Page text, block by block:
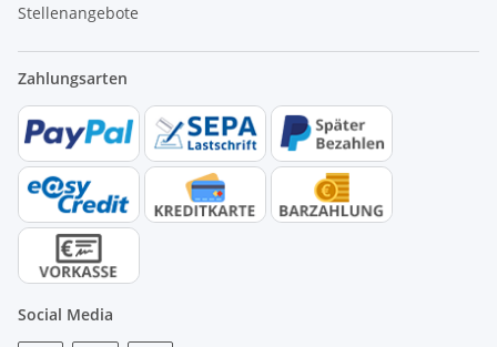
Stellenangebote
Zahlungsarten
Social Media